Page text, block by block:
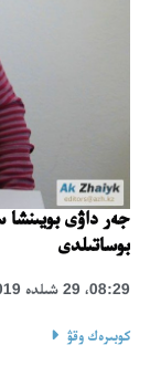
جەر داۋى بويىنشا
بوساتىلدى
08:29، 29 شىلدە 2019
كوبىرەك وقۋ